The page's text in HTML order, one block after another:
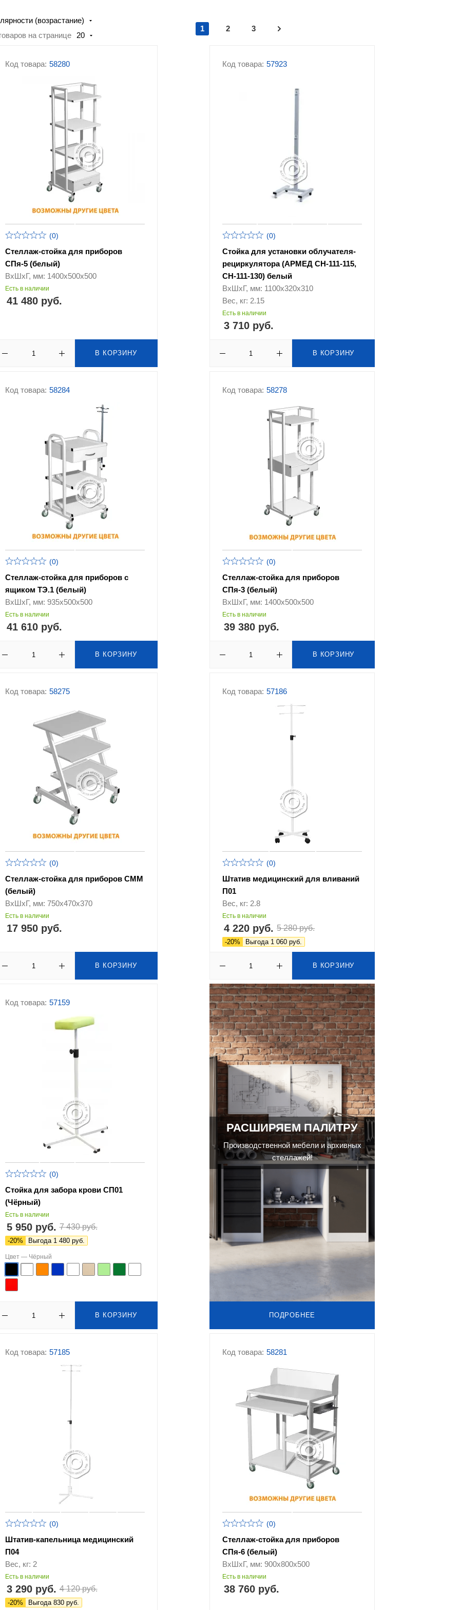
Ростомеры медицинские Негатоскопы
оборудование
Средства реабилитации
Секции стульев для
медицинских учреждений
(возрастание)
на странице 20
1 2 3
Код товара: 58280
(0)
Стеллаж-стойка для приборов
СПя-5 (белый)
ВхШхГ, мм: 1400х500х500
Есть в наличии
41 480 руб.
В КОРЗИНУ
Код товара: 57923
(0)
Стойка для установки облучателя-
рециркулятора (АРМЕД СН-111-115,
СН-111-130) белый
ВхШхГ, мм: 1100х320х310
Вес, кг: 2.15
Есть в наличии
3 710 руб.
В КОРЗИНУ
Код товара: 58284
(0)
Стеллаж-стойка для приборов с
ящиком ТЭ.1 (белый)
ВхШхГ, мм: 935х500х500
Есть в наличии
41 610 руб.
В КОРЗИНУ
Код товара: 58278
(0)
Стеллаж-стойка для приборов
СПя-3 (белый)
ВхШхГ, мм: 1400х500х500
Есть в наличии
39 380 руб.
В КОРЗИНУ
Код товара: 58275
(0)
Стеллаж-стойка для приборов СММ
(белый)
ВхШхГ, мм: 750х470х370
Есть в наличии
17 950 руб.
В КОРЗИНУ
Код товара: 57186
(0)
Штатив медицинский для вливаний
П01
Вес, кг: 2.8
Есть в наличии
4 220 руб. 5 280 руб.
-20% Выгода 1 060 руб.
В КОРЗИНУ
Код товара: 57159
(0)
Стойка для забора крови СП01
(Чёрный)
Есть в наличии
5 950 руб. 7 430 руб.
-20% Выгода 1 480 руб.
Цвет — Чёрный
В КОРЗИНУ
РАСШИРЯЕМ ПАЛИТРУ
Производственной мебели и архивных
стеллажей!
ПОДРОБНЕЕ
Код товара: 57185
(0)
Штатив-капельница медицинский
П04
Вес, кг: 2
Есть в наличии
3 290 руб. 4 120 руб.
-20% Выгода 830 руб.
Код товара: 58281
(0)
Стеллаж-стойка для приборов
СПя-6 (белый)
ВхШхГ, мм: 900х800х500
Есть в наличии
38 760 руб.